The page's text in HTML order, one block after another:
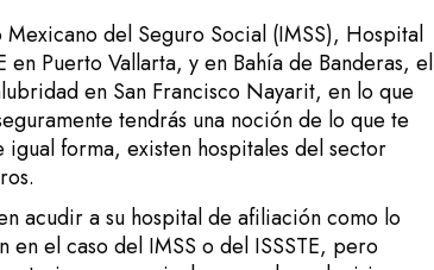
del Seguro Social (IMSS), Hospital
en Puerto Vallarta, y en Bahía de Banderas, el
en San Francisco Nayarit, en lo que
tendrás una noción de lo que te
forma, existen hospitales del sector
acudir a su hospital de afiliación como lo
el caso del IMSS o del ISSSTE, pero